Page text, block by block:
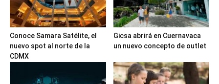
Conoce Samara Satélite, el
nuevo spot al norte de la
CDMX
Gicsa abrirá en Cuernavaca
un nuevo concepto de outlet